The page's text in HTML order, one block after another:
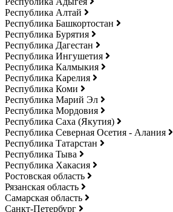
Республика Алтай
Республика Башкортостан
Республика Бурятия
Республика Дагестан
Республика Ингушетия
Республика Калмыкия
Республика Карелия
Республика Коми
Республика Марий Эл
Республика Мордовия
Республика Саха (Якутия)
Республика Северная Осетия - Алания
Республика Татарстан
Республика Тыва
Республика Хакасия
Ростовская область
Рязанская область
Самарская область
Санкт-Петербург